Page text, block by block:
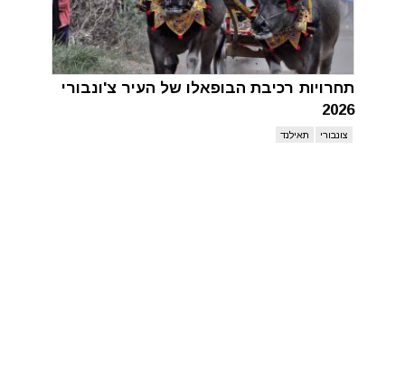
תחרויות רכיבת הבופאלו של העיר צ'ונבורי
2026
צונבורי תאילנד